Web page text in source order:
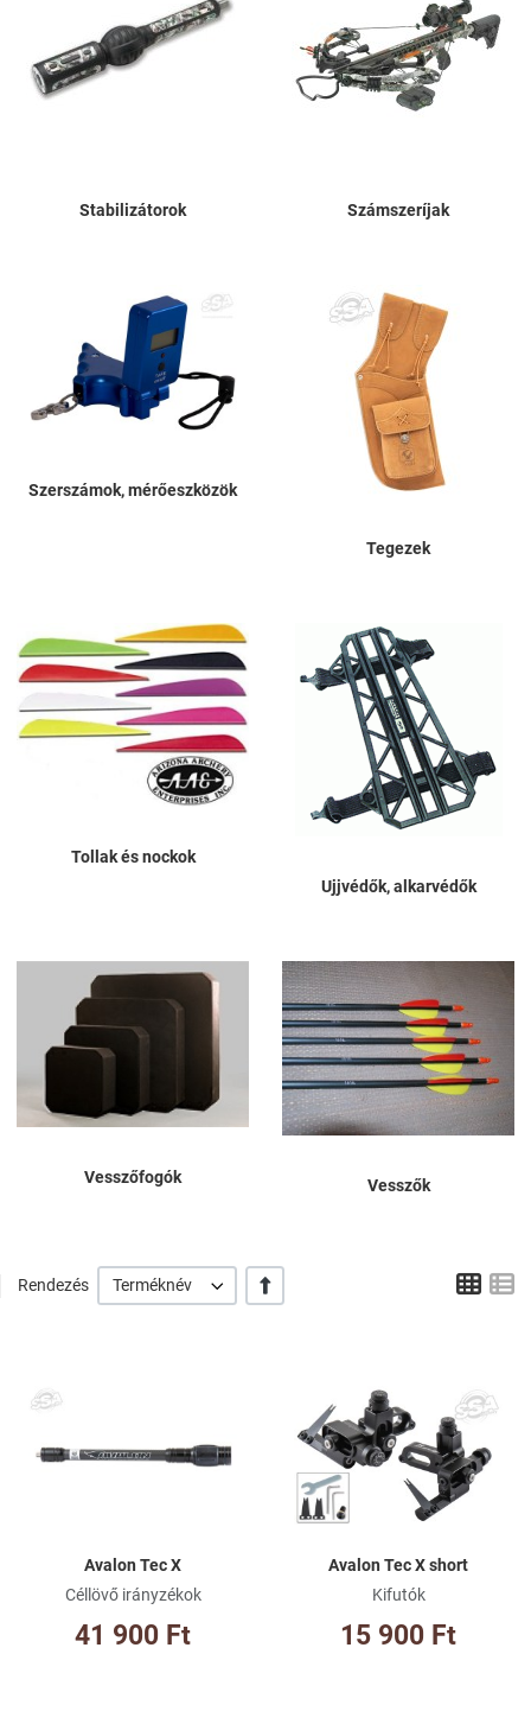
Stabilizátorok Számszeríjak
Szerszámok, mérőeszközök
Tegezek
Tollak és nockok
Ujjvédők, alkarvédők
Vesszőfogók Vesszők
Rendezés Terméknév +/- Grid
Kívánságlistához adom
Összehasonlításhoz adom
Gyorsnézet
Avalon Tec X
Céllövő irányzékok
41 900 Ft
Avalon Tec X short
Kifutók
15 900 Ft